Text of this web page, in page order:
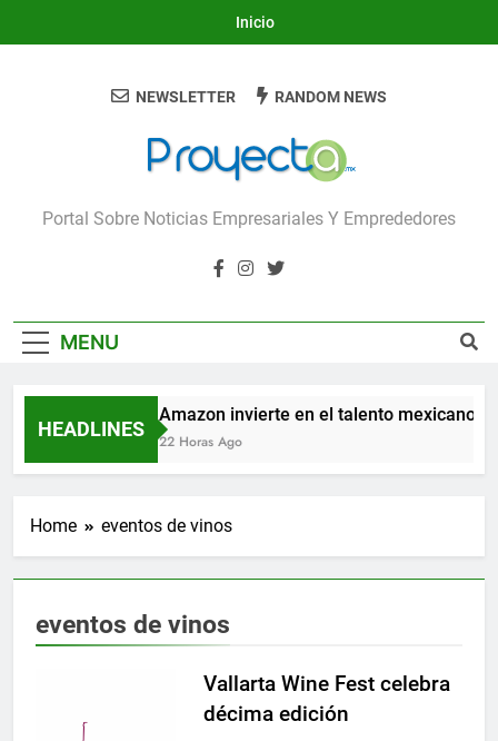
Inicio
Proyecta
Portal Sobre Noticias Empresariales Y Emprededores
NEWSLETTER RANDOM NEWS
MENU
HEADLINES
Amazon invierte en el talento mexicano
22 Horas Ago
Home eventos de vinos
eventos de vinos
Vallarta Wine Fest celebra
décima edición